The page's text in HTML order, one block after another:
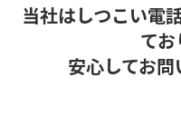
当社はしつこい電
てお
安心してお問